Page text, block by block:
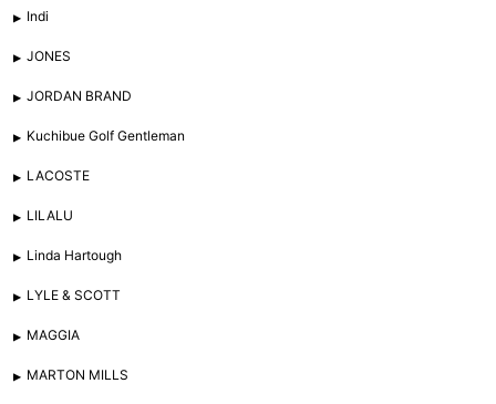
Indi
JONES
JORDAN BRAND
Kuchibue Golf Gentleman
LACOSTE
LILALU
Linda Hartough
LYLE & SCOTT
MAGGIA
MARTON MILLS